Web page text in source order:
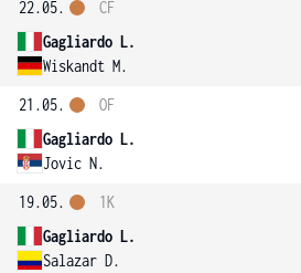
22.05.
Gagliardo L.
Wiskandt M.
ČF
21.05.
Gagliardo L.
Jovic N.
OF
19.05.
Gagliardo L.
Salazar D.
1K